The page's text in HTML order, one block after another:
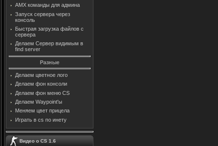
AMX команды для админа
Запуск сервера через
консоль
Быстрая загрузка файлов с
сервера
Делаем Сервер видимым в
find server
Разные
Делаем цветное лого
Делаем фон консоли
Делаем фон меню CS
Делаем Waypoint'ы
Меняем цвет прицела
Играть в cs по инету
Видео о CS 1.6